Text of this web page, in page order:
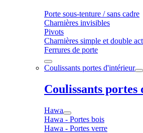
Porte sous-tenture / sans cadre
Charnières invisibles
Pivots
Charnières simple et double
Ferrures de porte
Coulissants portes d'intérieur
Coulissants
Hawa
Hawa - Portes bois
Hawa - Portes verre